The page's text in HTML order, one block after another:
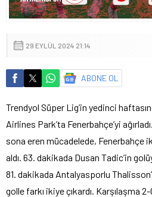
29 EYLÜL 2024 21:14
ABONE OL
Trendyol Süper Lig’in yedinci
Airlines Park’ta Fenerbahçe’yi
sona eren mücadelede, Fenerbahçe
aldı. 63. dakikada Dusan Tadic’in
81. dakikada Antalyasporlu
golle farkı ikiye çıkardı. Karşılaşma